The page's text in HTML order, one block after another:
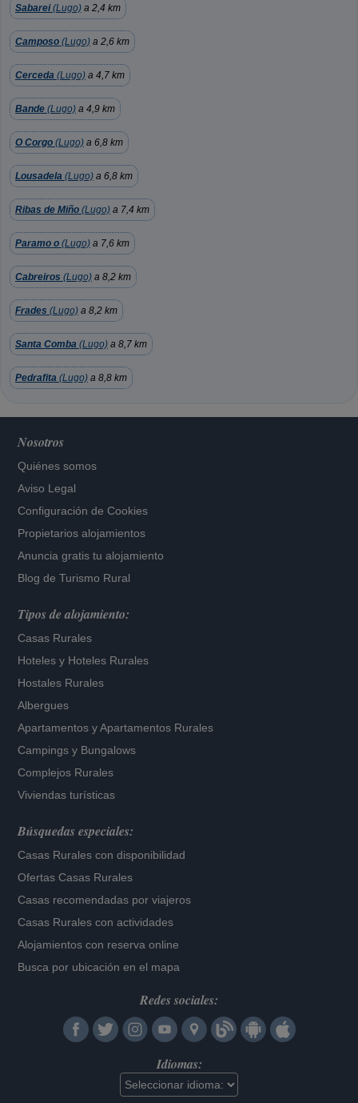
Sabarei(Lugo) a 2,4 km
Camposo (Lugo) a 2,6 km
Cerceda (Lugo) a 4,7 km
Bande (Lugo) a 4,9 km
O Corgo (Lugo) a 6,8 km
Lousadela (Lugo) a 6,8 km
Ribas de Miño (Lugo) a 7,4 km
Paramo o (Lugo) a 7,6 km
Cabreiros (Lugo) a 8,2 km
Frades (Lugo) a 8,2 km
Santa Comba (Lugo) a 8,7 km
Pedrafita (Lugo) a 8,8 km
Nosotros
Quiénes somos
Aviso Legal
Configuración de Cookies
Propietarios alojamientos
Anuncia gratis tu alojamiento
Blog de Turismo Rural
Tipos de alojamiento:
Casas Rurales
Hoteles y Hoteles Rurales
Hostales Rurales
Albergues
Apartamentos yApartamentos Rurales
Campings y Bungalows
Complejos Rurales
Viviendas turísticas
Búsquedas especiales:
Casas Rurales con disponibilidad
Ofertas Casas Rurales
Casas recomendadas por viajeros
Casas Rurales con actividades
Alojamientos con reserva online
Busca por ubicación en el mapa
Redes sociales:
Idiomas: